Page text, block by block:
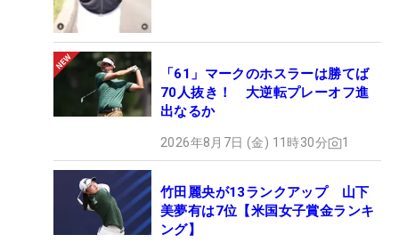
「61」マークのホスラーは勝てば
70人抜き！ 大逆転プレーオフ進
出なるか
2026年8月7日 (金) 11時30分 1
竹田麗央が13ランクアップ 山下
美夢有は7位【米国女子賞金ランキ
ング】